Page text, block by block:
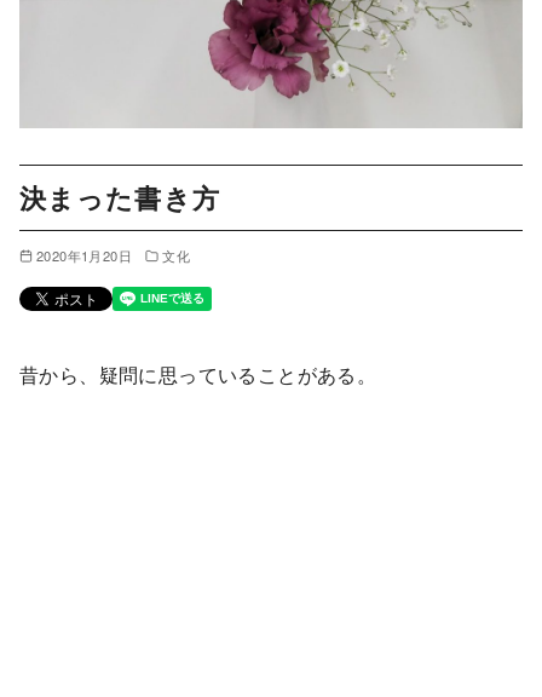
決まった書き方
2020年1月20日 文化
昔から、疑問に思っていることがある。